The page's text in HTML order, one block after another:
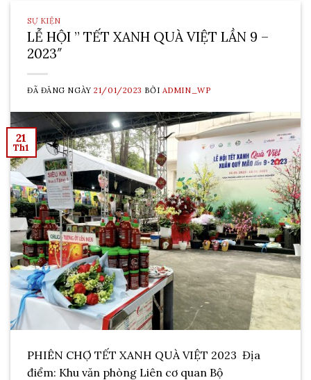
SỰ KIỆN
LỄ HỘI ” TẾT XANH QUÀ VIỆT LẦN 9 –
2023″
ĐÃ ĐĂNG NGÀY21/01/2023 BỞI ADMIN_WP
21
Th1
PHIÊN CHỢ TẾT XANH QUÀ VIỆT 2023 Địa
điểm: Khu văn phòng Liên cơ quan Bộ